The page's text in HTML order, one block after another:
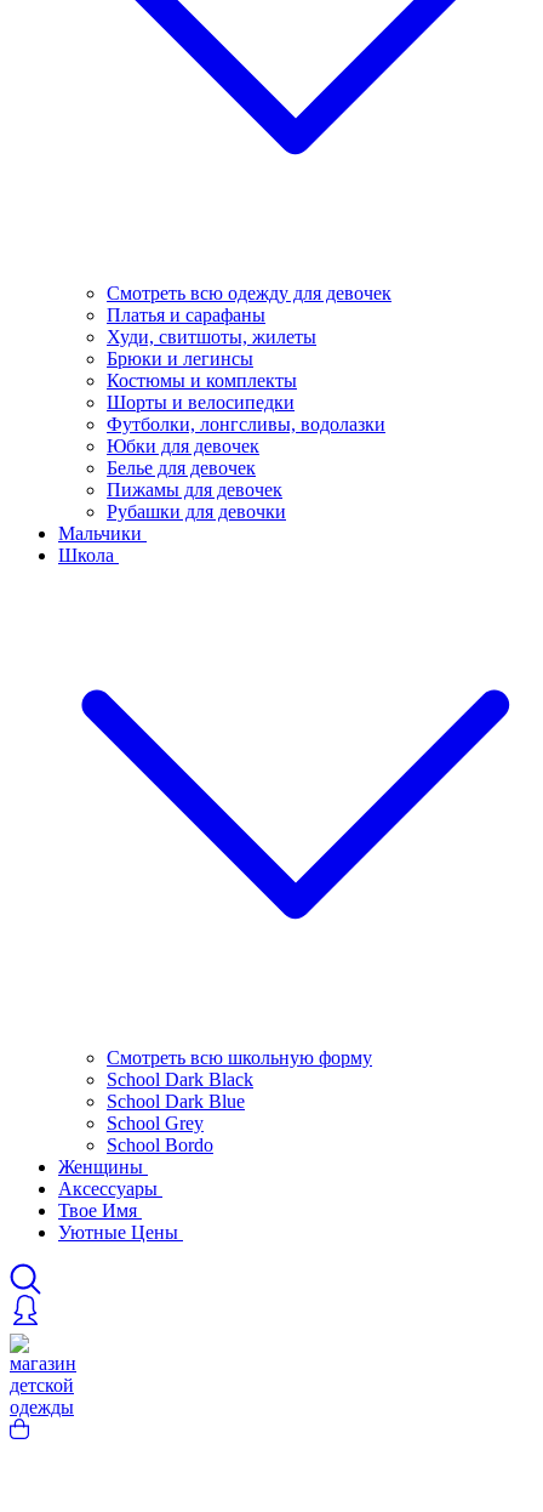
Смотреть всю одежду для девочек
Платья и сарафаны
Худи, свитшоты, жилеты
Брюки и легинсы
Костюмы и комплекты
Шорты и велосипедки
Футболки, лонгсливы, водолазки
Юбки для девочек
Белье для девочек
Пижамы для девочек
Рубашки для девочки
Мальчики
Школа
Смотреть всю школьную форму
School Dark Black
School Dark Blue
School Grey
School Bordo
Женщины
Аксессуары
Твое Имя
Уютные Цены